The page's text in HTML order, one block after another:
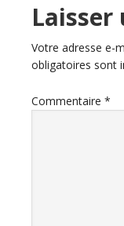
Votre adresse e-
obligatoires sont
Commentaire *